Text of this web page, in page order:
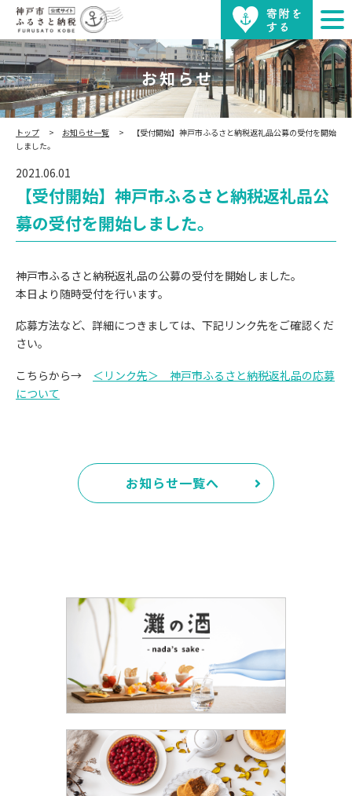
お知らせ
トップ お知らせ一覧
【受付開始】神戸市ふるさと納税返礼品公募の受付を開始
しました。
2021.06.01
【受付開始】神戸市ふるさと納税返礼品公
募の受付を開始しました。
神戸市ふるさと納税返礼品の公募の受付を開始しました。
本日より随時受付を行います。
応募方法など、詳細につきましては、下記リンク先をご確認くだ
さい。
こちらから→ ＜リンク先＞ 神戸市ふるさと納税返礼品の応募
について
お知らせ一覧へ